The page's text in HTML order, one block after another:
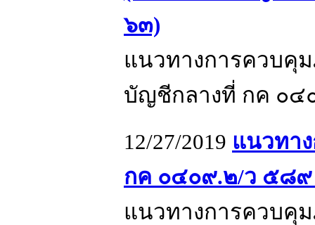
๖๓)
แนวทางการควบคุ
บัญชีกลางที่ กค ๐
12/27/2019 แนวทา
กค ๐๔๐๙.๒/ว ๕๘
แนวทางการควบคุ